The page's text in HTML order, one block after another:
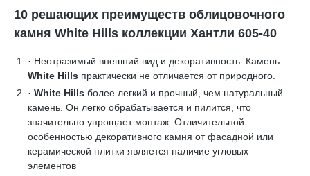
10 решающих преимуществ облицовочного
камня White Hills коллекции Хантли 605-40
· Неотразимый внешний вид и декоративность. Камень
White Hills практически не отличается от природного.
· White Hills более легкий и прочный, чем натуральный
камень. Он легко обрабатывается и пилится, что
значительно упрощает монтаж. Отличительной
особенностью декоративного камня от фасадной или
керамической плитки является наличие угловых
элементов